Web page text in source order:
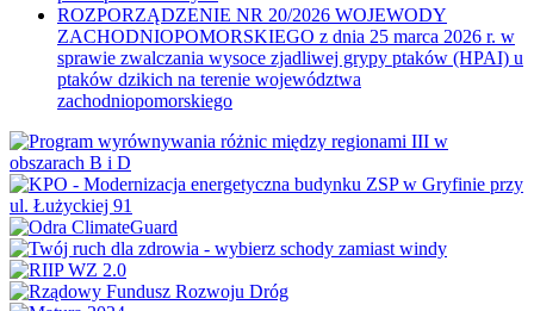
ROZPORZĄDZENIE NR 20/2026 WOJEWODY
ZACHODNIOPOMORSKIEGO z dnia 25 marca 2026 r. w
sprawie zwalczania wysoce zjadliwej grypy ptaków (HPAI) u
ptaków dzikich na terenie województwa
zachodniopomorskiego